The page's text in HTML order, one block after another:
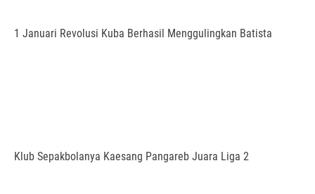
1 Januari Revolusi Kuba Berhasil Menggulingkan Batista
Klub Sepakbolanya Kaesang Pangareb Juara Liga 2